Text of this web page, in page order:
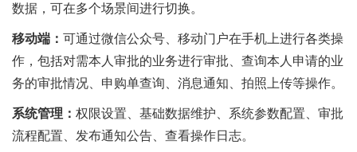
数据，可在多个场景间进行切换。
移动端： 可通过微信公众号、移动门户在手机上进行各类操
作，包括对需本人审批的业务进行审批、查询本人申请的业
务的审批情况、申购单查询、消息通知、拍照上传等操作。
系统管理： 权限设置、基础数据维护、系统参数配置、审批
流程配置、发布通知公告、查看操作日志。